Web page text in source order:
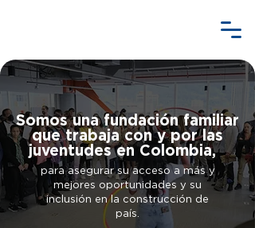
Somos una fundación familiar
que trabaja con y por las
juventudes en Colombia,
para asegurar su acceso a más y
mejores oportunidades y su
inclusión en la construcción de
país.